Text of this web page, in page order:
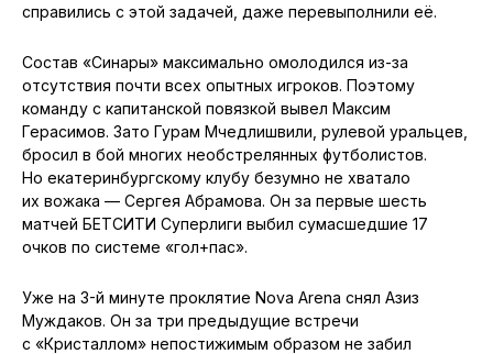
справились с этой задачей, даже перевыполнили её.
Состав «Синары» максимально омолодился из-за
отсутствия почти всех опытных игроков. Поэтому
команду с капитанской повязкой вывел Максим
Герасимов. Зато Гурам Мчедлишвили, рулевой уральцев,
бросил в бой многих необстрелянных футболистов.
Но екатеринбургскому клубу безумно не хватало
их вожака — Сергея Абрамова. Он за первые шесть
матчей БЕТСИТИ Суперлиги выбил сумасшедшие 17
очков по системе «гол+пас».
Уже на 3-й минуте проклятие Nova Arena снял Азиз
Муждаков. Он за три предыдущие встречи
с «Кристаллом» непостижимым образом не забил